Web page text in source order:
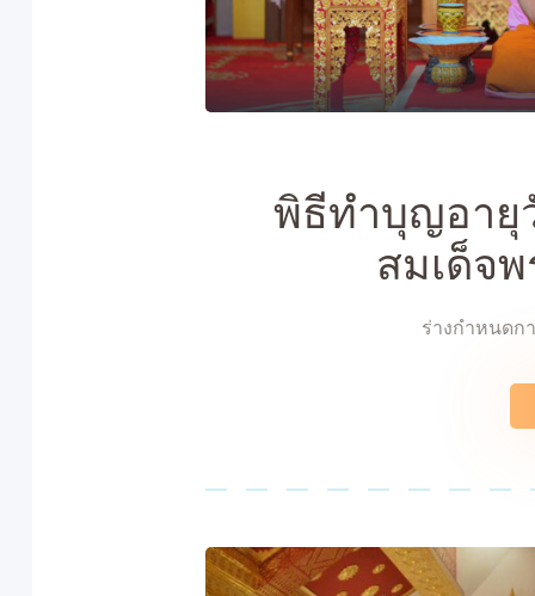
พิธีทำบุญอา
สมเด็จ
ร่างกำหนดก